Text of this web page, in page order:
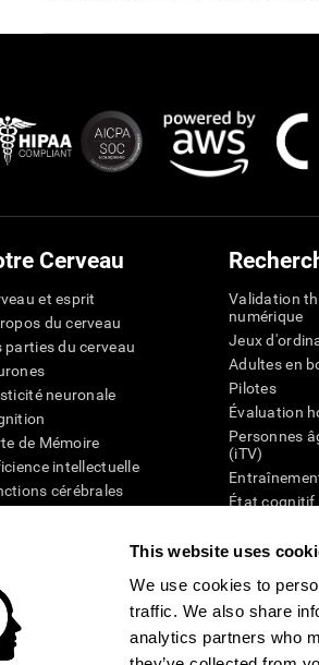
This website uses
We use cookies to
traffic. We also share
analytics partners who
Cerveau
et esprit
du cerveau
parties du cerveau
neuronale
de Mémoire
intellectuelle
cérébrales
Validation
numérique
Jeux
Adultes en
Pilotes
Évaluation
Personnes
(iTV)
État cognitif
Révision